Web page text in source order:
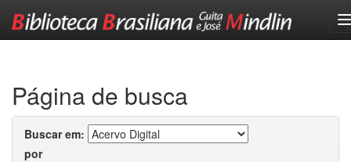
Página de busca
Buscar em:
por